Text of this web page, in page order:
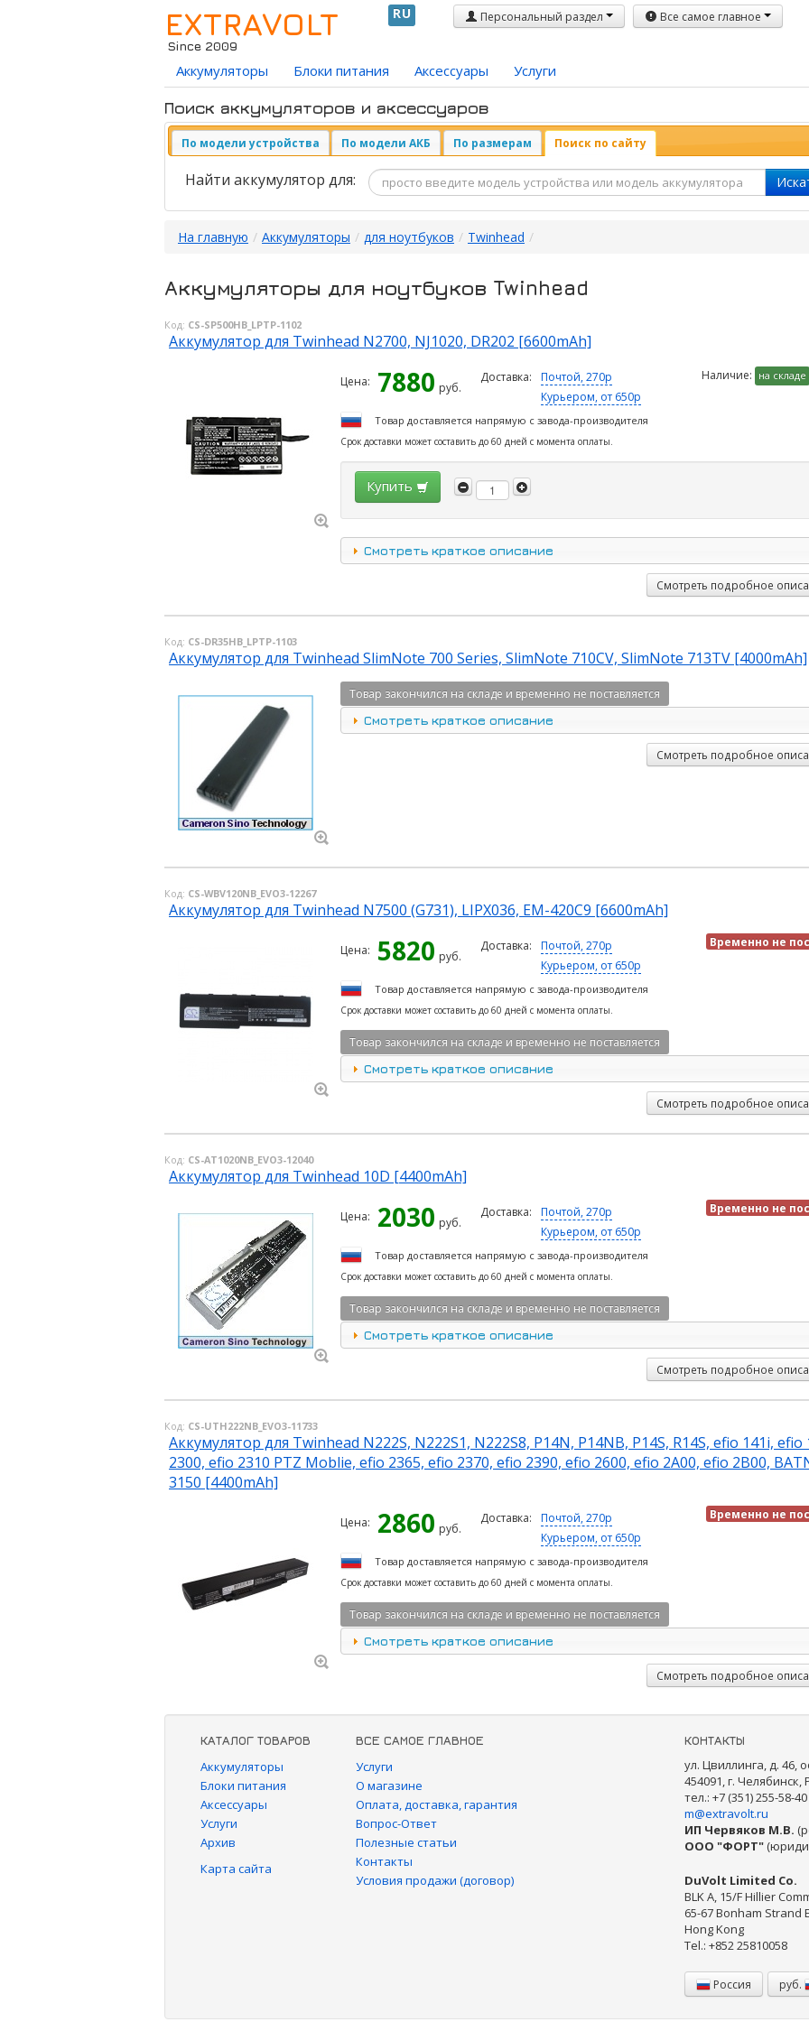
EXTRAVOLT
Since 2009
RU Персональный раздел Все самое главное
Аккумуляторы Блоки питания Аксессуары Услуги
Поиск аккумуляторов и аксессуаров
По модели устройства По модели АКБ По размерам Поиск по сайту
Найти аккумулятор для:
На главную / Аккумуляторы / для ноутбуков / Twinhead /
Аккумуляторы для ноутбуков Twinhead
Код: CS-SP500HB_LPTP-1102
Аккумулятор для Twinhead N2700, NJ1020, DR202 [6600mAh]
Цена: 7880 руб.
Доставка:
Почтой, 270р
Курьером, от 650р
Наличие: на складе
Товар доставляется напрямую с завода-производителя
Срок доставки может составить до 60 дней с момента оплаты.
Купить
Смотреть краткое описание
Смотреть подробное
Код: CS-DR35HB_LPTP-1103
Аккумулятор для Twinhead SlimNote 700 Series, SlimNote 710CV, SlimNote 713TV [4000mAh]
Товар закончился на складе и временно не поставляется
Смотреть краткое описание
Смотреть подробное
Код: CS-WBV120NB_EVO3-12267
Аккумулятор для Twinhead N7500 (G731), LIPX036, EM-420C9 [6600mAh]
Цена: 5820 руб.
Доставка:
Почтой, 270р
Курьером, от 650р
Временно не
Товар доставляется напрямую с завода-производителя
Срок доставки может составить до 60 дней с момента оплаты.
Товар закончился на складе и временно не поставляется
Смотреть краткое описание
Смотреть подробное
Код: CS-AT1020NB_EVO3-12040
Аккумулятор для Twinhead 10D [4400mAh]
Цена: 2030 руб.
Доставка:
Почтой, 270р
Курьером, от 650р
Временно не
Товар доставляется напрямую с завода-производителя
Срок доставки может составить до 60 дней с момента оплаты.
Товар закончился на складе и временно не поставляется
Смотреть краткое описание
Смотреть подробное
Код: CS-UTH222NB_EVO3-11733
Аккумулятор для Twinhead N222S, N222S1, N222S8, P14N, P14NB, P14S, R14S, efio 141i, efio
2300, efio 2310 PTZ Moblie, efio 2365, efio 2370, efio 2390, efio 2600, efio 2A00, efio 2B00,
3150 [4400mAh]
Цена: 2860 руб.
Доставка:
Почтой, 270р
Курьером, от 650р
Временно не
Товар доставляется напрямую с завода-производителя
Срок доставки может составить до 60 дней с момента оплаты.
Товар закончился на складе и временно не поставляется
Смотреть краткое описание
Смотреть подробное
КАТАЛОГ ТОВАРОВ
Аккумуляторы
Блоки питания
Аксессуары
Услуги
Архив
Карта сайта
ВСЕ САМОЕ ГЛАВНОЕ
Услуги
О магазине
Оплата, доставка, гарантия
Вопрос-Ответ
Полезные статьи
Контакты
Условия продажи (договор)
КОНТАКТЫ
ул. Цвиллинга, д. 46,
454091, г. Челябинск,
тел.: +7 (351) 255-58-40
m@extravolt.ru
ИП Червяков М.В.
ООО "ФОРТ"
DuVolt Limited Co.
BLK A, 15/F Hillier
65-67 Bonham Strand
Hong Kong
Tel.: +852 25810058
Россия руб.